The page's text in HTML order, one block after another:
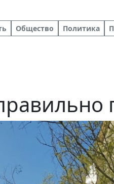
Общество Политика